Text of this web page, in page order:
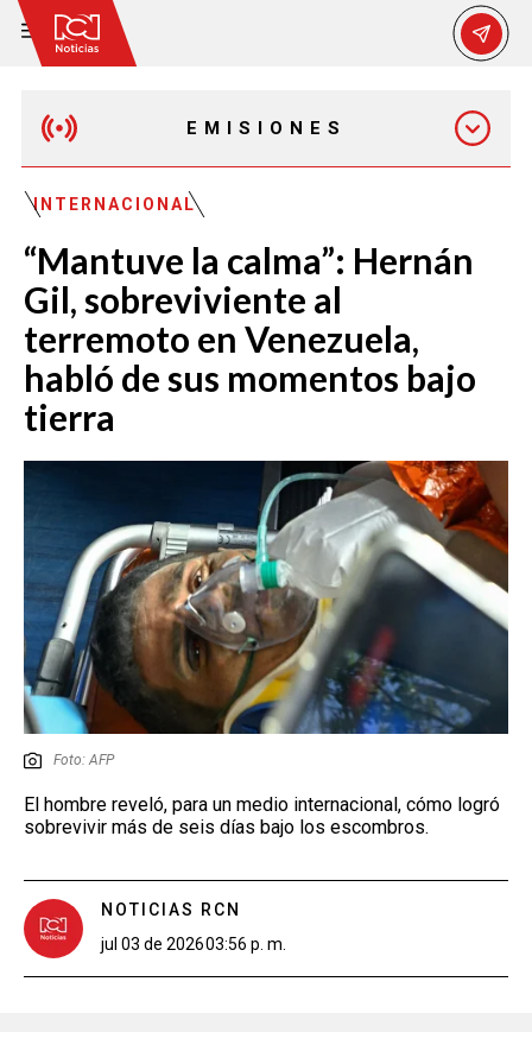
EMISIONES
MAÑANA EXPRESS
EMISIÓN 12:30 PM
EMISIÓN 7:00 PM
INTERNACIONAL
“Mantuve la calma”: Hernán
Gil, sobreviviente al
terremoto en Venezuela,
habló de sus momentos bajo
tierra
Foto: AFP
El hombre reveló, para un medio internacional, cómo logró
sobrevivir más de seis días bajo los escombros.
NOTICIAS RCN
jul 03 de 202603:56 p. m.